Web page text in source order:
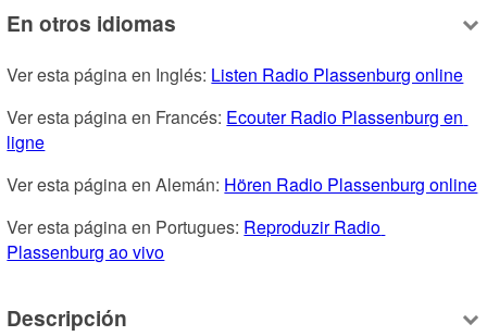
En otros idiomas
Ver esta página en Inglés: Listen Radio Plassenburg online
Ver esta página en Francés: Ecouter Radio Plassenburg en
ligne
Ver esta página en Alemán: Hören Radio Plassenburg online
Ver esta página en Portugues: Reproduzir Radio
Plassenburg ao vivo
Descripción